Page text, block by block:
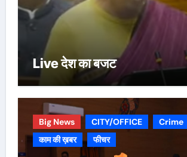
Live देश का बजट
Big News CITY/OFFICE Crime
काम की ख़बर
फीचर